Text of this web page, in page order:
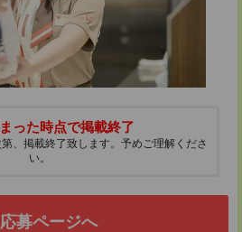
った時点で掲載終了
、掲載終了致します。予めご理解くださ
い。
応募ページへ